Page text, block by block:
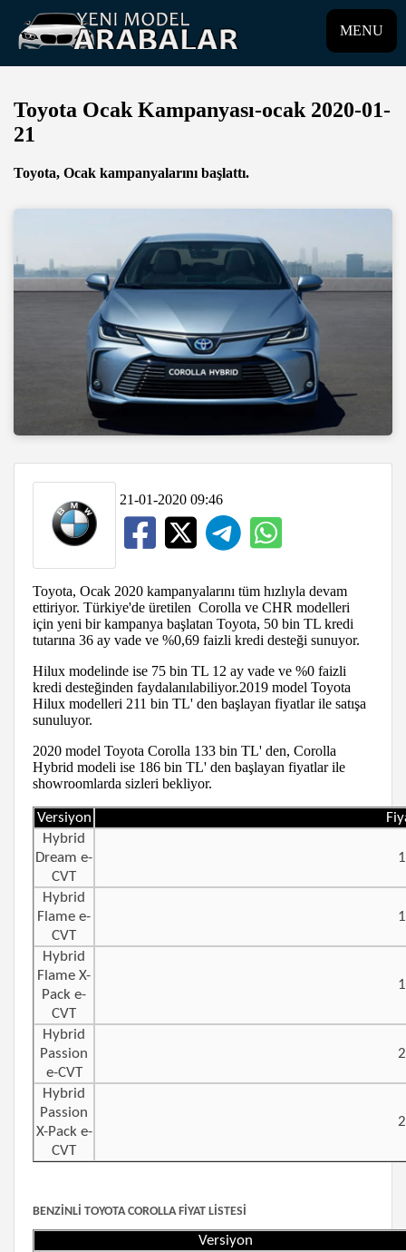
MENU
Toyota Ocak Kampanyası-ocak 2020-01-
21
Toyota, Ocak kampanyalarını başlattı.
21-01-2020 09:46
Toyota, Ocak 2020 kampanyalarını tüm hızlıyla devam
ettiriyor. Türkiye'de üretilen Corolla ve CHR modelleri
için yeni bir kampanya başlatan Toyota, 50 bin TL kredi
tutarına 36 ay vade ve %0,69 faizli kredi desteği sunuyor.
Hilux modelinde ise 75 bin TL 12 ay vade ve %0 faizli
kredi desteğinden faydalanılabiliyor.2019 model Toyota
Hilux modelleri 211 bin TL' den başlayan fiyatlar ile satışa
sunuluyor.
2020 model Toyota Corolla 133 bin TL' den, Corolla
Hybrid modeli ise 186 bin TL' den başlayan fiyatlar ile
showroomlarda sizleri bekliyor.
Versiyon
Hybrid
Dream e-
CVT
Hybrid
Flame e-
CVT
Hybrid
Flame X-
Pack e-
CVT
Hybrid
Passion
e-CVT
Hybrid
Passion
X-Pack e-
CVT
BENZİNLİ TOYOTA COROLLA FİYAT LİSTESİ
Versiyon